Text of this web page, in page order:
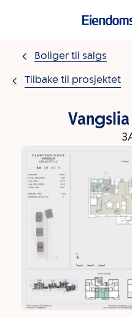
Boliger til salgs
Tilbake til prosjektet